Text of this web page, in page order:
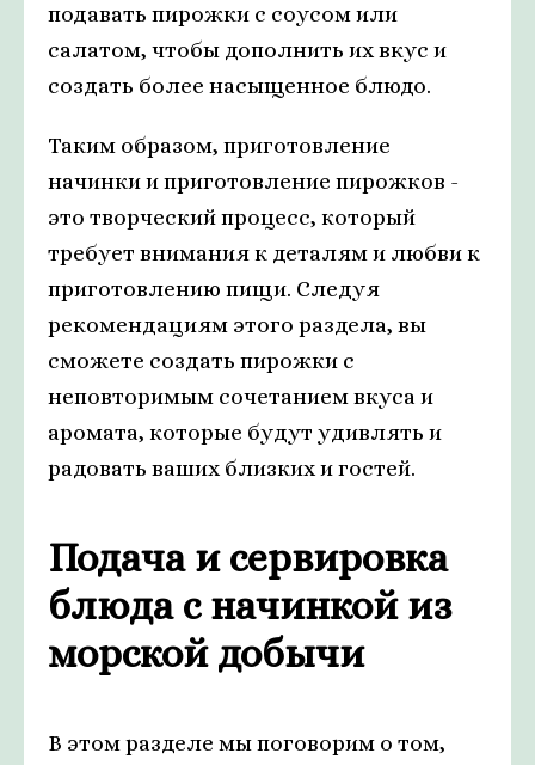
подавать пирожки с соусом или
салатом, чтобы дополнить их вкус и
создать более насыщенное блюдо.
Таким образом, приготовление
начинки и приготовление пирожков -
это творческий процесс, который
требует внимания к деталям и любви к
приготовлению пищи. Следуя
рекомендациям этого раздела, вы
сможете создать пирожки с
неповторимым сочетанием вкуса и
аромата, которые будут удивлять и
радовать ваших близких и гостей.
Подача и сервировка
блюда с начинкой из
морской добычи
В этом разделе мы поговорим о том,